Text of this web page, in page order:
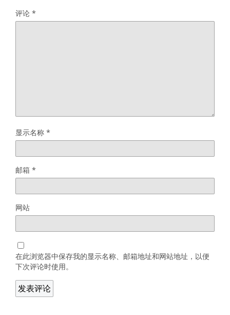
评论 *
显示名称 *
邮箱 *
网站
在此浏览器中保存我的显示名称、邮箱地址和网站地址，以便
下次评论时使用。